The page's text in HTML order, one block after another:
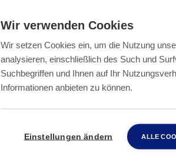
Wir verwenden Cookies
Wir setzen Cookies ein, um die Nutzung
analysieren, einschließlich des Such und
Suchbegriffen und Ihnen auf Ihr
Informationen anbieten zu können.
Einstellungen ändern ALLE